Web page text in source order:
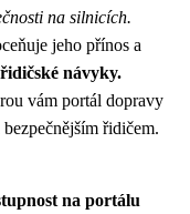
na silnicích.
jeho přínos a
návyky.
vám portál dopravy
řidičem.
na portálu